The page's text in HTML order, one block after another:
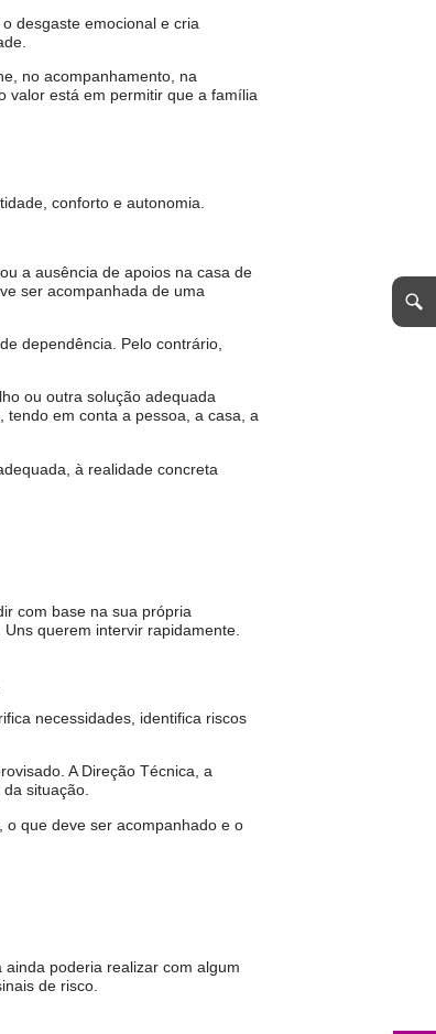
desgaste emocional e cria
no acompanhamento, na
valor está em permitir que a família
conforto e autonomia.
a ausência de apoios na casa de
ser acompanhada de uma
dependência. Pelo contrário,
ou outra solução adequada
tendo em conta a pessoa, a casa, a
à realidade concreta
com base na sua própria
querem intervir rapidamente.
necessidades, identifica riscos
A Direção Técnica, a
situação.
que deve ser acompanhado e o
poderia realizar com algum
de risco.